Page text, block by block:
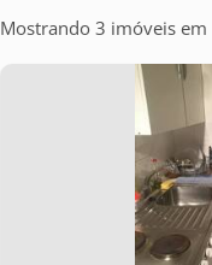
Mostrando 3 imóveis em